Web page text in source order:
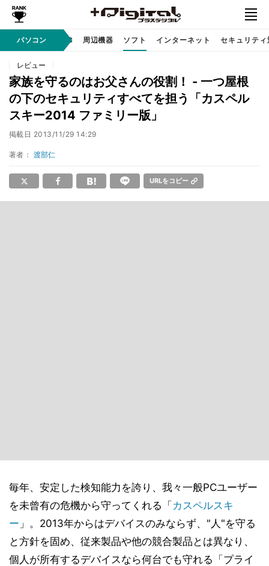
パソコン
クノロジ AI PC 周辺機器 ソフト インターネット セキュリティ
レビュー
家族を守るのはお父さんの役割！ - 一つ屋根
の下のセキュリティすべてを担う「カスペル
スキー2014 ファミリー版」
掲載日 2013/11/29 14:29
著者： 渡部仁
URLをコピー
毎年、安定した検知能力を誇り、我々一般PCユーザー
を未曾有の危機から守ってくれる「 カスペルスキ
ー 」。2013年からはデバイスのみならず、"人"を守る
と方針を固め、従来製品や他の競合製品とは異なり、
個人が所有するデバイスなら何台でも守れる「プライ